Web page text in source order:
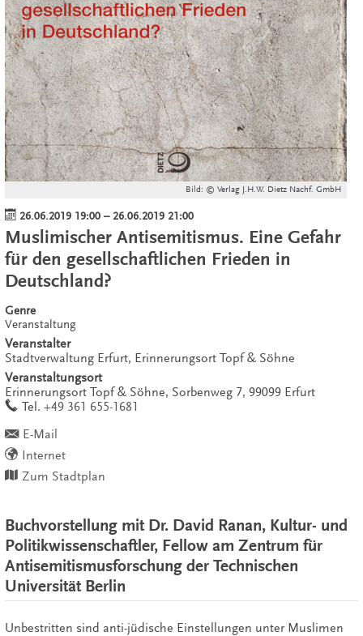
Bild: © Verlag J.H.W. Dietz Nachf. GmbH
26.06.2019 19:00 – 26.06.2019 21:00
Muslimischer Antisemitismus. Eine Gefahr
für den gesellschaftlichen Frieden in
Deutschland?
Genre
Veranstaltung
Veranstalter
Stadtverwaltung Erfurt, Erinnerungsort Topf & Söhne
Veranstaltungsort
Erinnerungsort Topf & Söhne, Sorbenweg 7, 99099 Erfurt
work
Tel. +49 361 655-1681
E-Mail
Internet
Zum Stadtplan
Buchvorstellung mit Dr. David Ranan, Kultur- und
Politikwissenschaftler, Fellow am Zentrum für
Antisemitismusforschung der Technischen
Universität Berlin
Unbestritten sind anti-jüdische Einstellungen unter Muslimen